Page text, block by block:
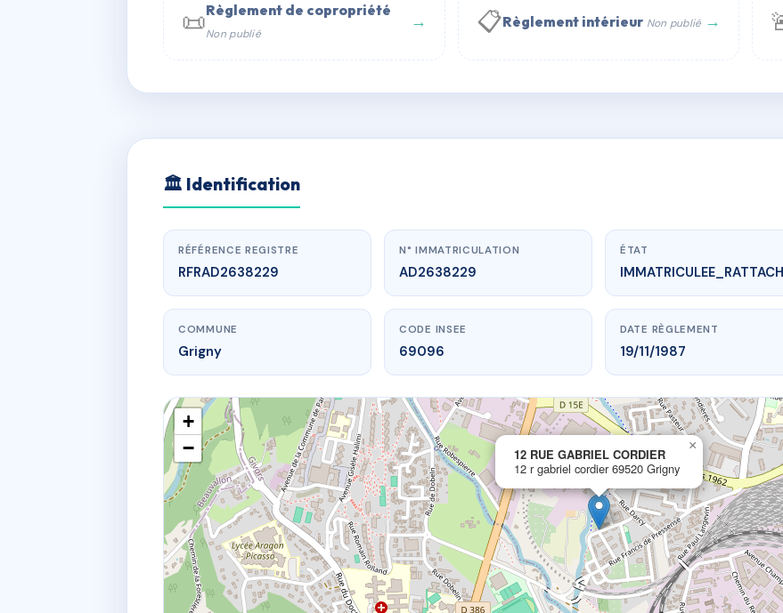
📞 Contacter Syndic Digital 💬 WhatsApp
📜Règlement de copropriété
Non publié
→ 📋Règlement intérieur Non publié →
AD2638229 🇫🇷
www.vme.plus/AD2638229
12 RUE GABRIEL CORDIER
12 r gabriel cordier69520 Grigny
🏛 Identification
RÉFÉRENCE REGISTRE
RFRAD2638229
N° IMMATRICULATION
AD2638229
ÉTAT
COMMUNE
Grigny
CODE INSEE
69096
DATE RÈGLEMENT
19/11/1987
12 RUE GABRIEL CORDIER
12 r gabriel cordier 69520 Grigny
×
+
−